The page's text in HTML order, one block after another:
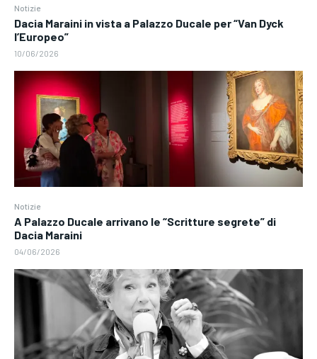
Notizie
Dacia Maraini in vista a Palazzo Ducale per “Van Dyck
l’Europeo”
10/06/2026
Notizie
A Palazzo Ducale arrivano le “Scritture segrete” di
Dacia Maraini
04/06/2026